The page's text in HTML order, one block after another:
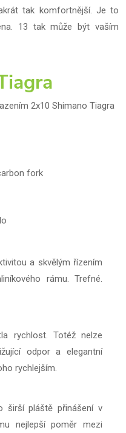
tak komfortnější. Je to
13 tak může být vaším
2x10 Shimano Tiagra
fork
a skvělým řízením
rámu. Trefné.
rychlost. Totéž nelze
odpor a elegantní
rychlejším.
širší pláště přinášení v
nejlepší poměr mezi